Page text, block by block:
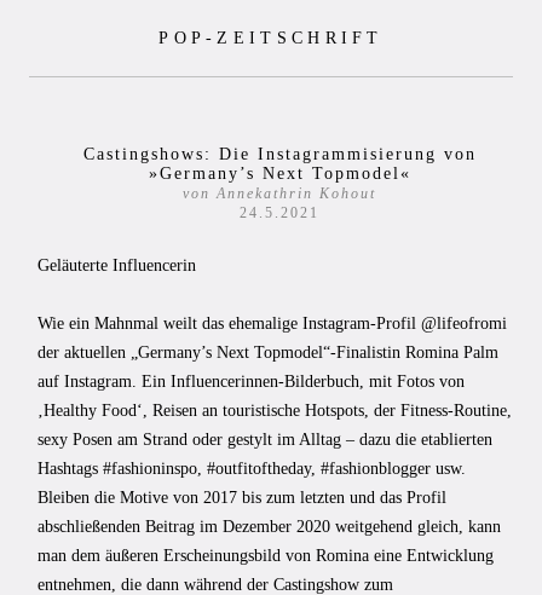
POP-ZEITSCHRIFT
Castingshows: Die Instagrammisierung von
»Germany’s Next Topmodel«
von Annekathrin Kohout
24.5.2021
Geläuterte Influencerin
Wie ein Mahnmal weilt das ehemalige Instagram-Profil @lifeofromi
der aktuellen „Germany’s Next Topmodel“-Finalistin Romina Palm
auf Instagram. Ein Influencerinnen-Bilderbuch, mit Fotos von
‚Healthy Food‘, Reisen an touristische Hotspots, der Fitness-Routine,
sexy Posen am Strand oder gestylt im Alltag – dazu die etablierten
Hashtags #fashioninspo, #outfitoftheday, #fashionblogger usw.
Bleiben die Motive von 2017 bis zum letzten und das Profil
abschließenden Beitrag im Dezember 2020 weitgehend gleich, kann
man dem äußeren Erscheinungsbild von Romina eine Entwicklung
entnehmen, die dann während der Castingshow zum